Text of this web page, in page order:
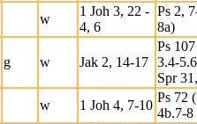
w
1 Joh 3, 22 -
4, 6
Ps 2,
8a)
g w Jak 2, 14-17
Ps
3.4-
Spr
w 1 Joh 4, 7-10
Ps 72
4b.7-8